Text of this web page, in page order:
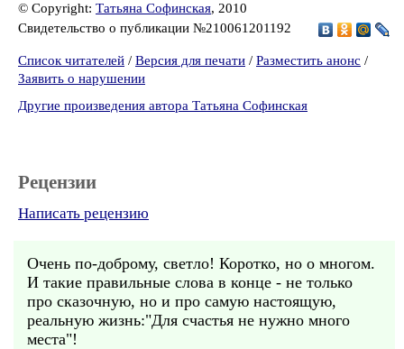
© Copyright: Татьяна Софинская, 2010
Свидетельство о публикации №210061201192
Список читателей / Версия для печати / Разместить анонс /
Заявить о нарушении
Другие произведения автора Татьяна Софинская
Рецензии
Написать рецензию
Очень по-доброму, светло! Коротко, но о многом.
И такие правильные слова в конце - не только
про сказочную, но и про самую настоящую,
реальную жизнь:"Для счастья не нужно много
места"!